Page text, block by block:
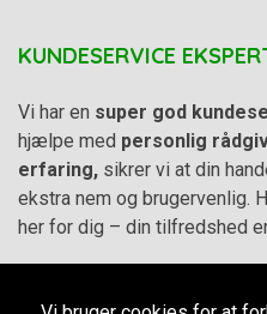
KUNDESERVICE
Vi har en super god
hjælpe med personlig
erfaring, sikrer vi at din
ekstra nem og brugervenlig.
her for dig – din tilfredshed